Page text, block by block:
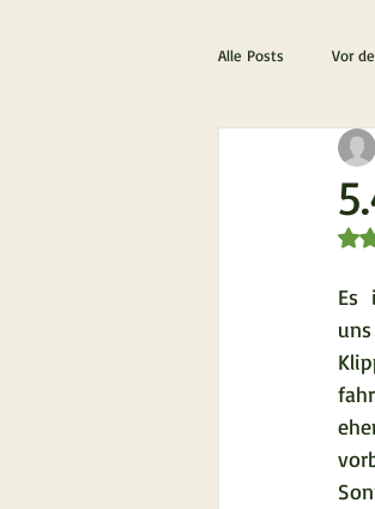
Alle Posts Vor
Die ultimative
Lanzarote &
Es